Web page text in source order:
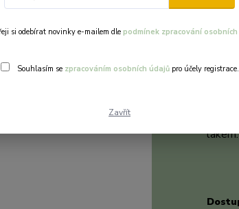
1,3.
si odebírat novinky e-mailem dlepodmínek zpracování
Souhlasím se zpracováním osobních údajůpro účely registrace.
Zavřít